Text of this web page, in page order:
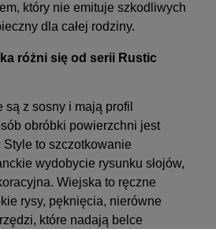
który nie emituje szkodliwych
dla całej rodziny.
różni się od serii Rustic
z sosny i mają profil
obróbki powierzchni jest
Style to szczotkowanie
wydobycie rysunku słojów,
Wiejska to ręczne
rysy, pęknięcia, nierówne
które nadają belce